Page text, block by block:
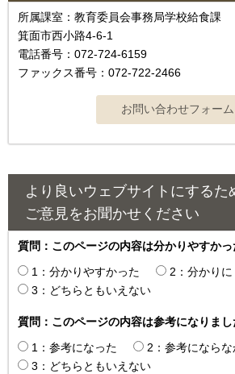
所属課室：教育委員会事務局学校給食課
箕面市西小路4-6-1
電話番号：072-724-6159
ファックス番号：072-722-2466
より良いウェブサイトにするた
ご意見をお聞かせください
質問：このページの内容は分かりやすかっ
1：分かりやすかった
2：分かりに
3：どちらともいえない
質問：このページの内容は参考になりまし
1：参考になった
2：参考にならな
3：どちらともいえない